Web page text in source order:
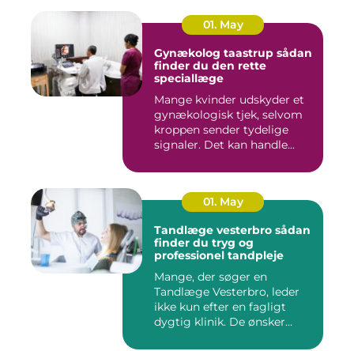
01. May
Gynækolog taastrup sådan
finder du den rette
speciallæge
Mange kvinder udskyder et
gynækologisk tjek, selvom
kroppen sender tydelige
signaler. Det kan handle...
01. May
Tandlæge vesterbro sådan
finder du tryg og
professionel tandpleje
Mange, der søger en
Tandlæge Vesterbro, leder
ikke kun efter en fagligt
dygtig klinik. De ønsker